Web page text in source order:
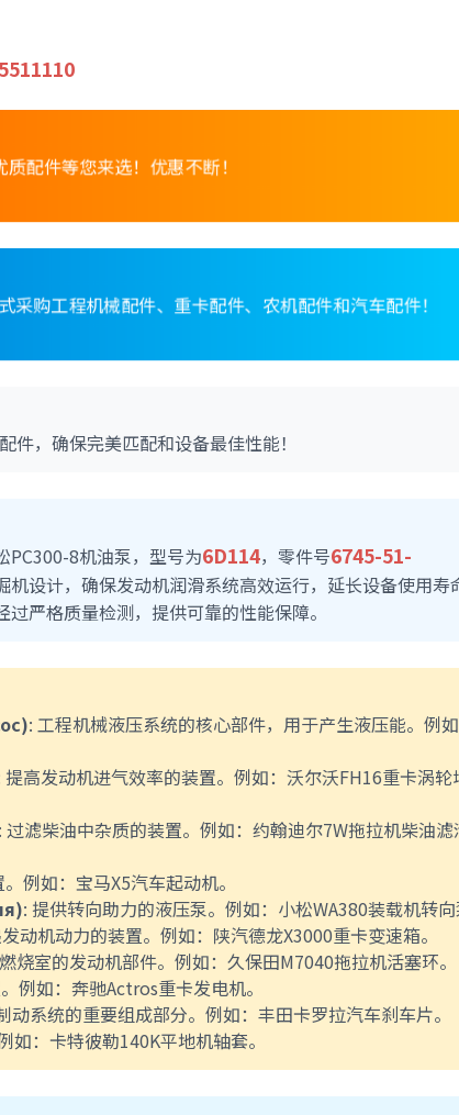
配件等您来选！优惠不断！
购工程机械配件、重卡配件、农机配件和汽车配件！
，确保完美匹配和设备最佳性能！
8机油泵，型号为6D114，零件号6745-51-
设计，确保发动机润滑系统高效运行，延长设备使用寿
严格质量检测，提供可靠的性能保障。
: 工程机械液压系统的核心部件，用于产生液压能。例
提高发动机进气效率的装置。例如：沃尔沃FH16重卡涡轮
: 过滤柴油中杂质的装置。例如：约翰迪尔7W拖拉机柴油滤
例如：宝马X5汽车起动机。
: 提供转向助力的液压泵。例如：小松WA380装载机转向
动机动力的装置。例如：陕汽德龙X3000重卡变速箱。
烧室的发动机部件。例如：久保田M7040拖拉机活塞环。
例如：奔驰Actros重卡发电机。
动系统的重要组成部分。例如：丰田卡罗拉汽车刹车片。
如：卡特彼勒140K平地机轴套。